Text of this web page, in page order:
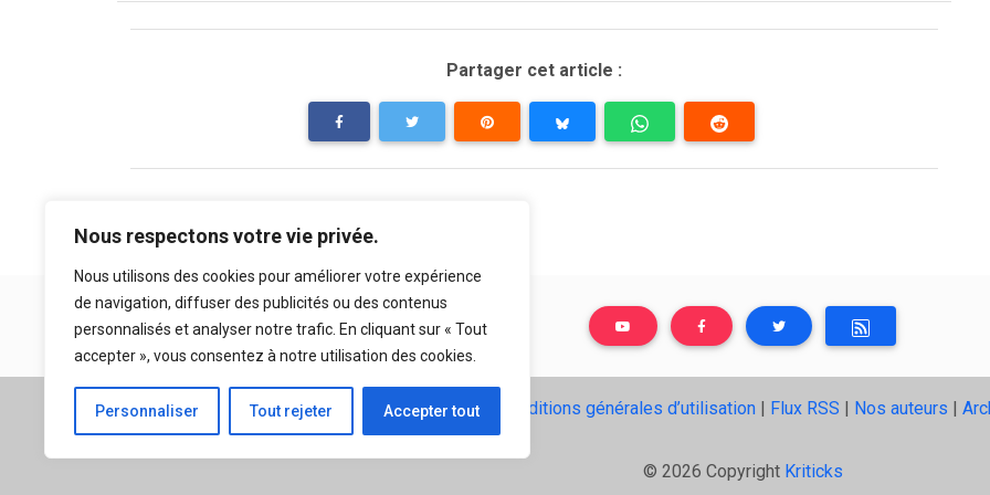
Nous respectons votre vie privée.
Nous utilisons des cookies pour améliorer votre expérience
de navigation, diffuser des publicités ou des contenus
personnalisés et analyser notre trafic. En cliquant sur « Tout
accepter », vous consentez à notre utilisation des cookies.
Personnaliser Tout rejeter Accepter tout
Partager cet article :
A propos Mentions légales Conditions générales d’utilisation| Flux RSS Nos auteurs
© 2026 Copyright Kriticks